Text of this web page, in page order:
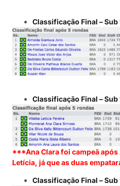
Classificação Final – Sub
Classificação Final – Sub
***Ana Clara foi campeã
Letícia, já que as duas
Classificação Final – Sub